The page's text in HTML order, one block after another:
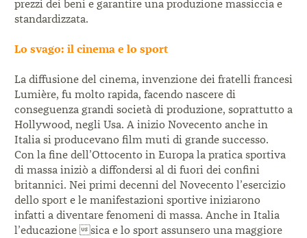
prezzi dei beni e garantire una produzione massiccia e
standardizzata.
Lo svago: il cinema e lo sport
La diffusione del cinema, invenzione dei fratelli francesi
Lumière, fu molto rapida, facendo nascere di
conseguenza grandi società di produzione, soprattutto a
Hollywood, negli Usa. A inizio Novecento anche in
Italia si producevano film muti di grande successo.
Con la fine dell’Ottocento in Europa la pratica sportiva
di massa iniziò a diffondersi al di fuori dei confini
britannici. Nei primi decenni del Novecento l’esercizio
dello sport e le manifestazioni sportive iniziarono
infatti a diventare fenomeni di massa. Anche in Italia
l’educazione sica e lo sport assunsero una maggiore